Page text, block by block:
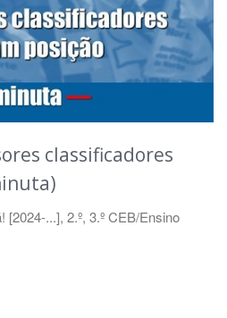
classificadores
[2024-...], 2.º, 3.º CEB/Ensino